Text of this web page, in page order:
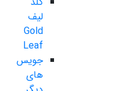
لیف
Gold
Leaf
جویس
های